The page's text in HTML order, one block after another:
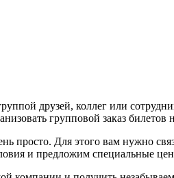
друзей, коллег или
групповой заказ
просто. Для этого вам нужно
и предложим специальные